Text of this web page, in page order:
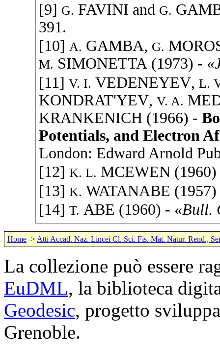
[9] G. FAVINI and G.
391.
[10]A. GAMBA, G.
M. SIMONETTA (1973) - «
[11]V. I. VEDENEYEV,L.
KONDRAT'YEV,V. A.
KRANKENICH (1966) -
Potentials, and Electron
London: Edward Arnold
[12]K. L. MCEWEN (1960)
[13]K. WATANABE (1957)
[14]T. ABE (1960) - «Bull.
Home ->Atti Accad. Naz. Lincei Cl. Sci. Fis. Mat. Natur. Rend.,
La collezione può essere
EuDML, la biblioteca
Geodesic, progetto
Grenoble.